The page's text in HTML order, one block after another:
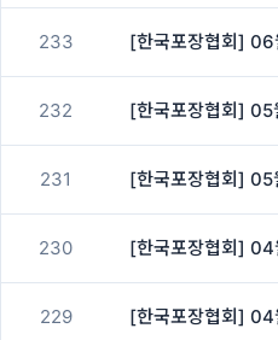
233 [한국포장협회] 06
232 [한국포장협회] 05
231 [한국포장협회] 05
230 [한국포장협회]
229 [한국포장협회] 04